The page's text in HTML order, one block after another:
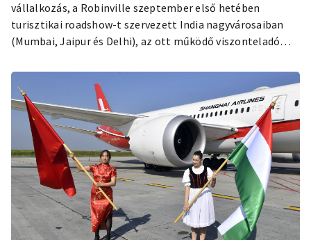
vállalkozás, a Robinville szeptember első hetében
turisztikai roadshow-t szervezett India nagyvárosaiban
(Mumbai, Jaipur és Delhi), az ott működő viszonteladó
európai célpontok bemutatására.